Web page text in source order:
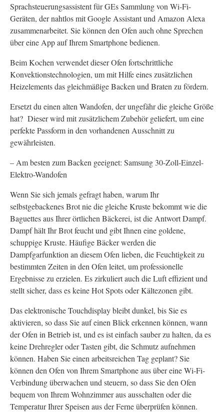
Sprachsteuerungsassistent für GEs Sammlung von Wi-Fi-
Geräten, der nahtlos mit Google Assistant und Amazon Alexa
zusammenarbeitet. Sie können den Ofen auch ohne Sprechen
über eine App auf Ihrem Smartphone bedienen.
Beim Kochen verwendet dieser Ofen fortschrittliche
Konvektionstechnologien, um mit Hilfe eines zusätzlichen
Heizelements das gleichmäßige Backen und Braten zu fördern.
Ersetzt du einen alten Wandofen, der ungefähr die gleiche Größe
hat? Dieser wird mit zusätzlichem Zubehör geliefert, um eine
perfekte Passform in den vorhandenen Ausschnitt zu
gewährleisten.
– Am besten zum Backen geeignet: Samsung 30-Zoll-Einzel-
Elektro-Wandofen
Wenn Sie sich jemals gefragt haben, warum Ihr
selbstgebackenes Brot nie die gleiche Kruste bekommt wie die
Baguettes aus Ihrer örtlichen Bäckerei, ist die Antwort Dampf.
Dampf hält Ihr Brot feucht und gibt Ihnen eine goldene,
schuppige Kruste. Häufige Bäcker werden die
Dampfgarfunktion an diesem Ofen lieben, die Feuchtigkeit zu
bestimmten Zeiten in den Ofen leitet, um professionelle
Ergebnisse zu erzielen. Es zirkuliert auch die Luft effizient und
stellt sicher, dass es keine Hot Spots oder Kältezonen gibt.
Das elektronische Touchdisplay bleibt dunkel, bis Sie es
aktivieren, so dass Sie auf einen Blick erkennen können, wann
der Ofen in Betrieb ist, und es ist einfach sauber zu halten, da es
keine Drehregler oder Tasten gibt, die Schmutz aufnehmen
können. Haben Sie einen arbeitsreichen Tag geplant? Sie
können den Ofen von Ihrem Smartphone aus über eine Wi-Fi-
Verbindung überwachen und steuern, so dass Sie den Ofen
bequem von Ihrem Wohnzimmer aus ausschalten oder die
Temperatur Ihrer Speisen aus der Ferne überprüfen können.